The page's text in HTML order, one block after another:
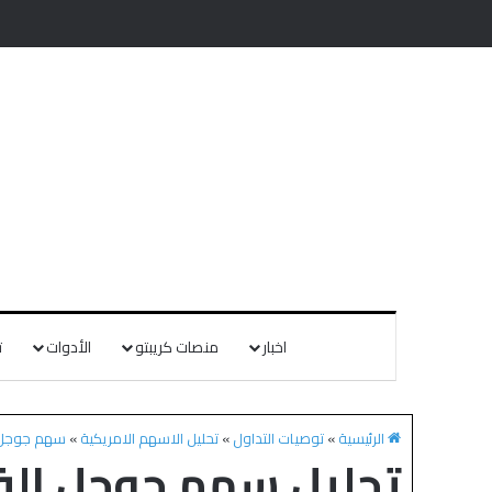
اخبار منصات كريبتو الأدوات
الرئيسية»توصيات التداول»تحليل الاسهم الامريكية» سهم